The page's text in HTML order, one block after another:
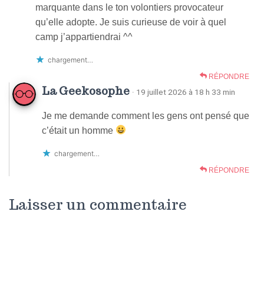
marquante dans le ton volontiers provocateur
qu’elle adopte. Je suis curieuse de voir à quel
camp j’appartiendrai ^^
chargement…
RÉPONDRE
La Geekosophe · 19 juillet 2026 à 18 h 33 min
Je me demande comment les gens ont pensé que
c’était un homme
chargement…
RÉPONDRE
Laisser un commentaire